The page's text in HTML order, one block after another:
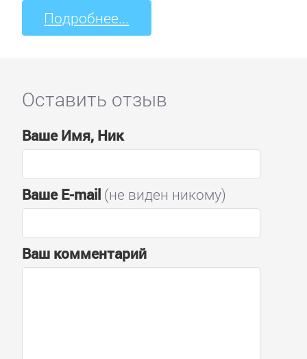
Подробнее...
Оставить отзыв
Ваше Имя, Ник
Ваше E-mail(не виден никому)
Ваш комментарий